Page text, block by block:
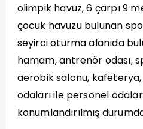
olimpik havuz, 6 çarpı 9
çocuk havuzu bulunan
seyirci oturma alanıda
hamam, antrenör odası,
aerobik salonu,
odaları ile personel
konumlandırılmış